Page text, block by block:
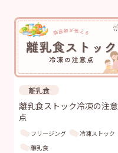
離乳食
離乳食ストック冷凍の注意
点
フリージング
冷凍ストック
離乳食